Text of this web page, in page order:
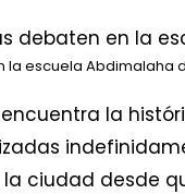
escuela Abdimalaha
la
la ciudad desde